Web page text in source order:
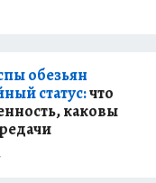
обезьян
статус:что
каковы